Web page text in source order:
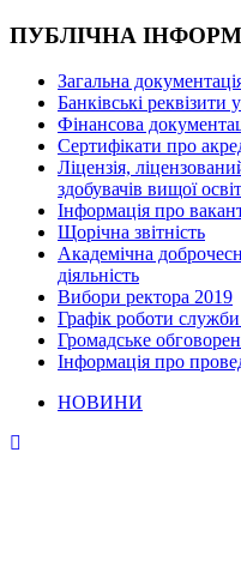
ПУБЛІЧНА
Загальна
Банківські реквізити
Фінансова
Сертифікати про
Ліцензія,
здобувачів вищої
Інформація про
Щорічна звітність
Академічна
діяльність
Вибори ректора 2019
Графік роботи
Громадське
Інформація про
НОВИНИ